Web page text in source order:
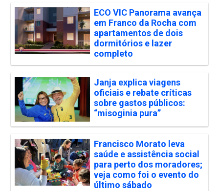
ECO VIC Panorama avança
em Franco da Rocha com
apartamentos de dois
dormitórios e lazer
completo
Janja explica viagens
oficiais e rebate críticas
sobre gastos públicos:
“misoginia pura”
Francisco Morato leva
saúde e assistência social
para perto dos moradores;
veja como foi o evento do
último sábado